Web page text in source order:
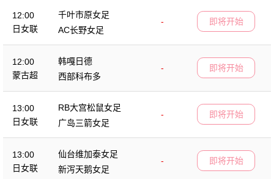
12:00
日女联
千叶市原女足
-
AC长野女足
即将开始
12:00
蒙古超
韩嘎日德
-
西部科布多
即将开始
13:00
日女联
RB大宫松鼠女足
-
广岛三箭女足
即将开始
13:00
日女联
仙台维加泰女足
-
新泻天鹅女足
即将开始